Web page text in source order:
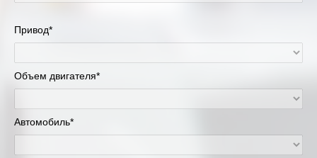
Привод*
Объем двигателя*
Автомобиль*